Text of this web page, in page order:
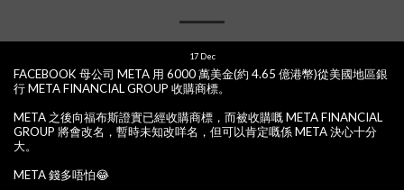
17 Dec
FACEBOOK 母公司 META 用 6000 萬美金(約 4.65 億港幣)從美國地區銀
行 META FINANCIAL GROUP 收購商標。
META 之後向福布斯證實已經收購商標，而被收購嘅 META FINANCIAL
GROUP 將會改名，暫時未知改咩名，但可以肯定嘅係 META 決心十分
大。
META 錢多唔怕😂